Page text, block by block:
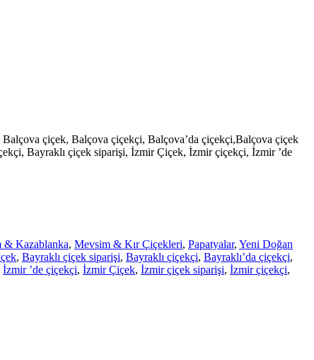
çiçek, Balçova çiçekçi, Balçova’da çiçekçi,Balçova çiçek
Bayraklı çiçek siparişi, İzmir Çiçek, İzmir çiçekçi, İzmir ’de
Kazablanka, Mevsim & Kır Çiçekleri, Papatyalar, Yeni Doğan
, Bayraklı çiçek siparişi, Bayraklı çiçekçi, Bayraklı’da çiçekçi,
İzmir ’de çiçekçi, İzmir Çiçek, İzmir çiçek siparişi, İzmir çiçekçi,